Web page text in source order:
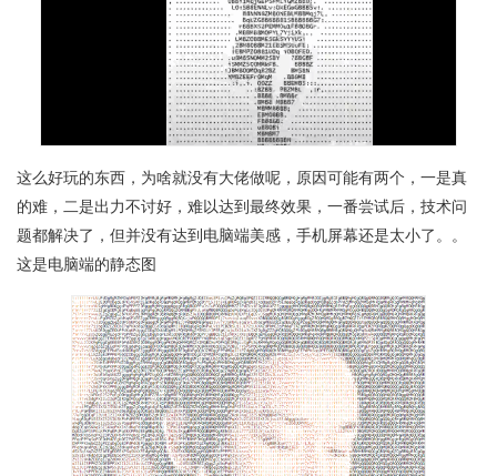
这么好玩的东西，为啥就没有大佬做呢，原因可能有两个，一是真
的难，二是出力不讨好，难以达到最终效果，一番尝试后，技术问
题都解决了，但并没有达到电脑端美感，手机屏幕还是太小了。。
这是电脑端的静态图